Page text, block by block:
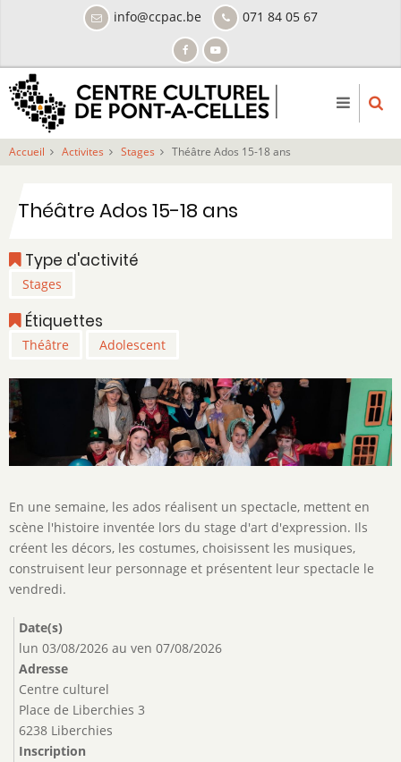
principal
info@ccpac.be 071 84 05 67
Accueil Activites Stages Théâtre Ados 15-18 ans
Théâtre Ados 15-18 ans
Type d'activité
Stages
Étiquettes
Théâtre Adolescent
Description
de
l'activité
En une semaine, les ados réalisent un spectacle, mettent en
scène l'histoire inventée lors du stage d'art d'expression. Ils
créent les décors, les costumes, choisissent les musiques,
construisent leur personnage et présentent leur spectacle le
vendredi.
Date(s)
lun 03/08/2026 au ven 07/08/2026
Adresse
Centre culturel
Place de Liberchies 3
6238 Liberchies
Inscription